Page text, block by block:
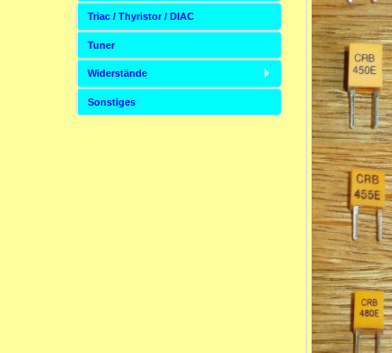
Triac / Thyristor / DIAC
Tuner
Widerstände
Sonstiges